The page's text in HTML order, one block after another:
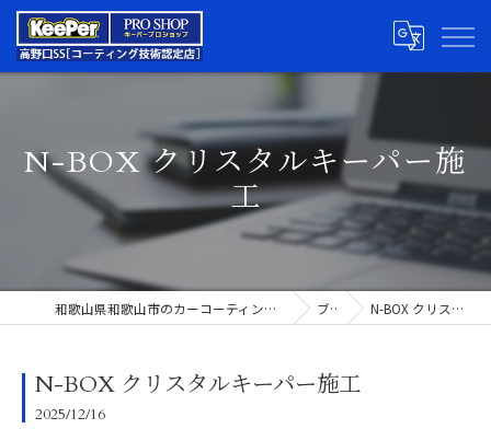
N-BOX クリスタルキーパー施
工
和歌山県和歌山市のカーコーティングならキーパープロショップ高野口SS ブログ N-BOX クリスタルキーパー施工
N-BOX クリスタルキーパー施工
2025/12/16